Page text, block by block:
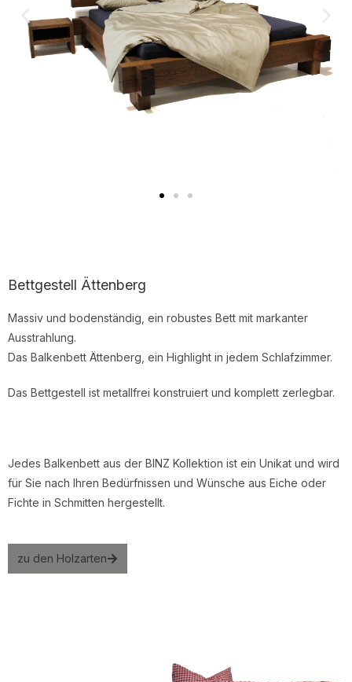
Bettgestell Ättenberg
Massiv und bodenständig , ein robustes Bett mit markanter
Ausstrahlung.
Das Balkenbett Ättenberg , ein Highlight in jedem Schlafzimmer.
Das Bettgestell ist metallfrei konstruiert und komplett zerlegbar.
Jedes Balkenbett aus der BINZ Kollektion ist ein Unikat und wird
für Sie nach Ihren Bedürfnissen und Wünsche aus Eiche oder
Fichte in Schmitten hergestellt.
zu den Holzarten